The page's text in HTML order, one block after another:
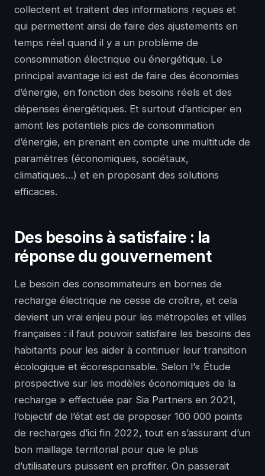
collectent et traitent des informations reçues et
qui permettent ainsi de faire des ajustements en
temps réel quand il y a un problème de
consommation électrique ou énergétique. Le
principal avantage ici est de faire des économies
d’énergie, en fonction des besoins réels et des
dépenses énergétiques. Et surtout d’anticiper en
amont les potentiels pics de consommation
d’énergie, en prenant en compte une multitude de
paramètres (économiques, sociétaux,
climatiques…) et en proposant des solutions
efficaces.
Des besoins à satisfaire : la
réponse du gouvernement
Le besoin des consommateurs en bornes de
recharge électrique ne cesse de croître, et cela
devient un vrai enjeu pour les métropoles et villes
françaises : il faut pouvoir satisfaire les besoins des
habitants pour les aider à continuer leur transition
écologique et écoresponsable. Selon l’« Étude
prospective sur les modèles économiques de la
recharge » effectuée par Sia Partners en 2021,
l’objectif de l’état est de proposer 100 000 points
de recharges d’ici fin 2022, tout en s’assurant d’un
bon maillage territorial pour que le plus
d’utilisateurs puissent en profiter. On passerait